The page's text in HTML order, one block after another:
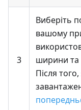
3
Виберіть
вашому
ширини та
Після